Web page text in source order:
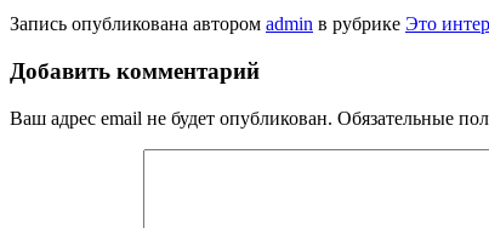
Запись опубликована автором admin в рубрике Это
Добавить комментарий
Ваш адрес email не будет опубликован. Обязательные